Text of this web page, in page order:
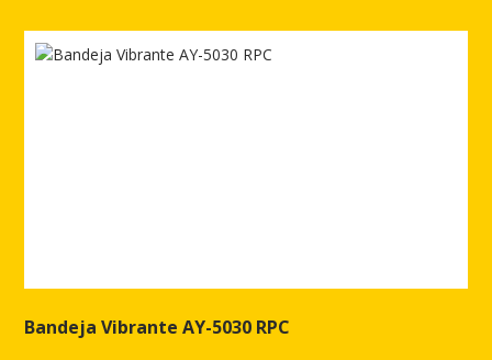
Bandeja Vibrante AY-5030 RPC